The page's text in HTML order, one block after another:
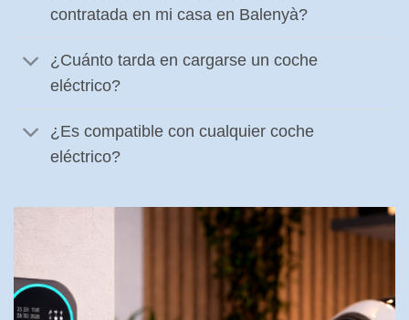
contratada en mi casa en Balenyà?
¿Cuánto tarda en cargarse un coche
eléctrico?
¿Es compatible con cualquier coche
eléctrico?